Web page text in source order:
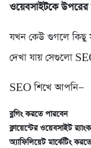
ওয়েবসাইটকে উপরের
যখন কেউ গুগলে কিছু
দেখা যায় সেগুলো
SEO শিখে আপনি—
ব্লগিং করতে পারবেন
ক্লায়েন্টের ওয়েবসাইট
অ্যাফিলিয়েট মার্কেটিং